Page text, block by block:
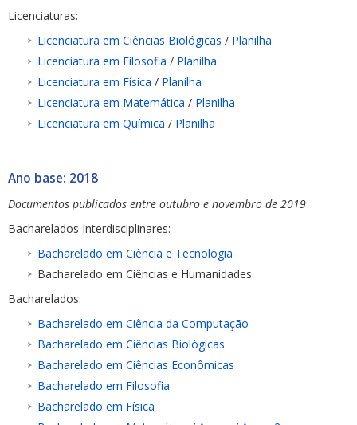
Licenciaturas:
Licenciatura em Ciências Biológicas / Planilha
Licenciatura em Filosofia / Planilha
Licenciatura em Física / Planilha
Licenciatura em Matemática / Planilha
Licenciatura em Química / Planilha
Ano base: 2018
Documentos publicados entre outubro e novembro de 2019
Bacharelados Interdisciplinares:
Bacharelado em Ciência e Tecnologia
Bacharelado em Ciências e Humanidades
Bacharelados:
Bacharelado em Ciência da Computação
Bacharelado em Ciências Biológicas
Bacharelado em Ciências Econômicas
Bacharelado em Filosofia
Bacharelado em Física